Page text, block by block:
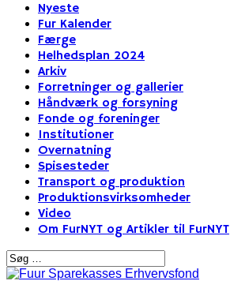
Nyeste
Fur Kalender
Færge
Helhedsplan 2024
Arkiv
Forretninger og gallerier
Håndværk og forsyning
Fonde og foreninger
Institutioner
Overnatning
Spisesteder
Transport og produktion
Produktionsvirksomheder
Video
Om FurNYT og Artikler til FurNYT